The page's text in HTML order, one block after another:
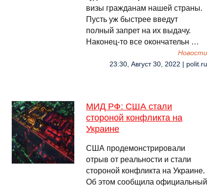
визы гражданам нашей страны.
Пусть уж быстрее введут
полный запрет на их выдачу.
Наконец-то все окончательн …
Новости
23:30, Август 30, 2022 | polit.ru
МИД РФ: США стали
стороной конфликта на
Украине
США продемонстрировали
отрыв от реальности и стали
стороной конфликта на Украине.
Об этом сообщила официальный